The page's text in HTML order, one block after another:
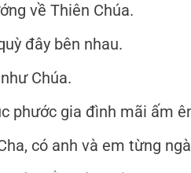
về Thiên Chúa.
đây bên nhau.
Chúa.
phước gia đình mãi ấm
có anh và em từng